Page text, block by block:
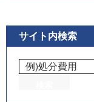
サイト内検索